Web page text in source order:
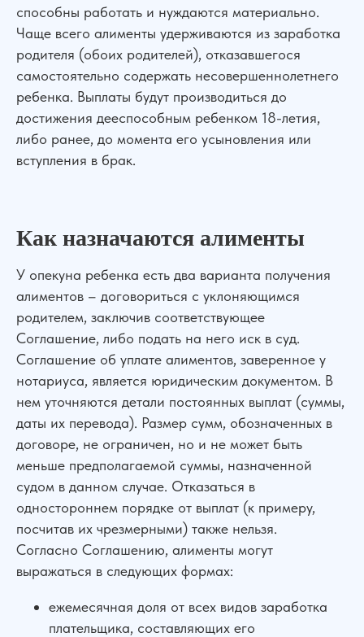
способны работать и нуждаются материально.
Чаще всего алименты удерживаются из заработка
родителя (обоих родителей), отказавшегося
самостоятельно содержать несовершеннолетнего
ребенка. Выплаты будут производиться до
достижения дееспособным ребенком 18-летия,
либо ранее, до момента его усыновления или
вступления в брак.
Как назначаются алименты
У опекуна ребенка есть два варианта получения
алиментов – договориться с уклоняющимся
родителем, заключив соответствующее
Соглашение, либо подать на него иск в суд.
Соглашение об уплате алиментов, заверенное у
нотариуса, является юридическим документом. В
нем уточняются детали постоянных выплат (суммы,
даты их перевода). Размер сумм, обозначенных в
договоре, не ограничен, но и не может быть
меньше предполагаемой суммы, назначенной
судом в данном случае. Отказаться в
одностороннем порядке от выплат (к примеру,
посчитав их чрезмерными) также нельзя.
Согласно Соглашению, алименты могут
выражаться в следующих формах:
ежемесячная доля от всех видов заработка
плательщика, составляющих его